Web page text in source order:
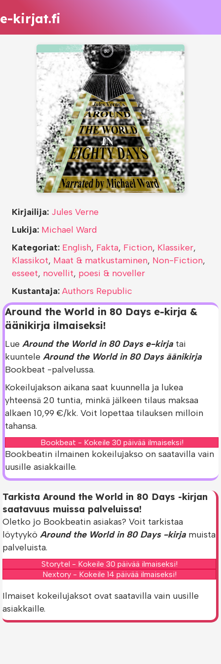
e-kirjat.fi
Around the World in 80 Days e-kirja &
äänikirja ilmaiseksi!
Lue Around the World in 80 Days e-kirja tai
kuuntele Around the World in 80 Days äänikirja
Bookbeat -palvelussa.
Kokeilujakson aikana saat kuunnella ja lukea
yhteensä 20 tuntia, minkä jälkeen tilaus maksaa
alkaen 10,99 €/kk. Voit lopettaa tilauksen milloin
tahansa.
Bookbeat - Kokeile 30 päivää ilmaiseksi!
Bookbeatin ilmainen kokeilujakso on saatavilla vain
uusille asiakkaille.
Kirjailija: Jules Verne
Lukija: Michael Ward
Kategoriat: English, Fakta, Fiction, Klassiker,
Klassikot, Maat & matkustaminen, Non-Fiction,
esseet, novellit, poesi & noveller
Kustantaja: Authors Republic
Tarkista Around the World in 80 Days -kirjan
saatavuus muissa palveluissa!
Oletko jo Bookbeatin asiakas? Voit tarkistaa
löytyykö Around the World in 80 Days -kirja muista
palveluista.
Storytel - Kokeile 30 päivää ilmaiseksi!
Nextory - Kokeile 14 päivää ilmaiseksi!
Ilmaiset kokeilujaksot ovat saatavilla vain uusille
asiakkaille.